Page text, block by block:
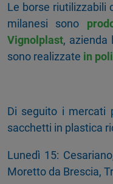
Le borse riutilizzabili
milanesi sono
Vignolplast, azienda
sono realizzate in
Di seguito i mercati
sacchetti in plastica
Lunedì 15:
Moretto da Brescia,